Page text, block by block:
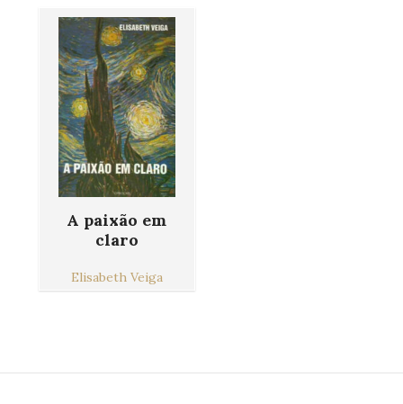
A paixão em
claro
Elisabeth Veiga